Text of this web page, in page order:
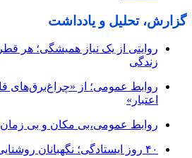
گزارش، تحلیل و یادداشت
روایتی از یک نیاز همیشگی؛ هر
زندگی
روابط عمومی؛ از «چراغ‌برق‌های
اعتبار»
روابط عمومی،بی مکان و بی زمان
۴۰ روز ایستادگی؛ نگهبانان روشنایی خط مقدم را رها نکردند